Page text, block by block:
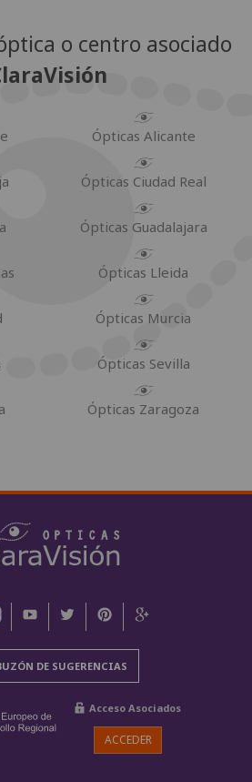
o centro asociado
Ópticas Alicante
Ópticas Ciudad Real
Ópticas Guadalajara
Ópticas Lleida
Ópticas Murcia
Ópticas Sevilla
Ópticas Zaragoza
DE SUGERENCIAS
Acceso Asociados
ACCEDER